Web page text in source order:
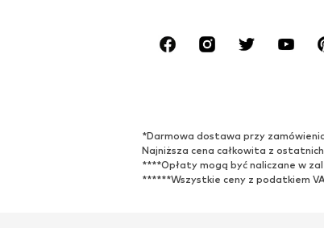
*Darmowa dostawa przy
Najniższa cena całkowita z
****Opłaty mogą być naliczane w
******Wszystkie ceny z podatkiem